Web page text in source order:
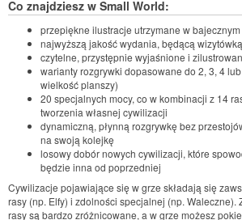
Co znajdziesz w Small World:
przepiękne ilustracje utrzymane w
najwyższą jakość wydania, będącą
czytelne, przystępnie wyjaśnione i
warianty rozgrywki dopasowane do 2, 3, 4
wielkość planszy)
20 specjalnych mocy, co w kombinacji z 14
tworzenia własnej cywilizacji
dynamiczną, płynną rozgrywkę bez
na swoją kolejkę
losowy dobór nowych cywilizacji, które
będzie inna od poprzedniej
Cywilizacje pojawiające się w grze składają się
rasy (np. Elfy) i zdolności specjalnej (np. Waleczne).
rasy są bardzo zróżnicowane, a w grze możesz